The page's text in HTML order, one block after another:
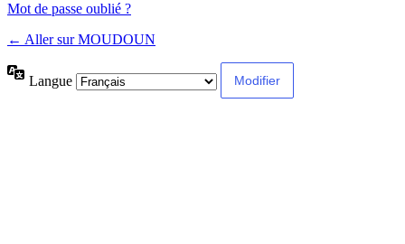
Mot de passe oublié ?
← Aller sur MOUDOUN
Langue